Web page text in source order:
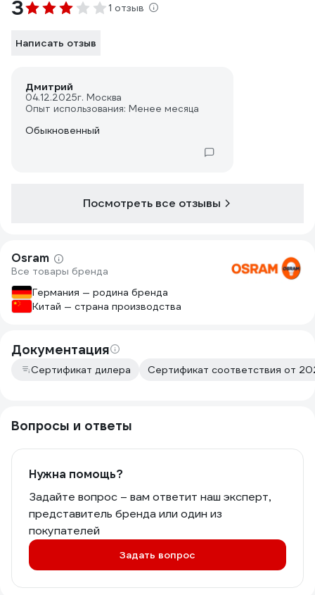
3 1 отзыв
Написать отзыв
Дмитрий
04.12.2025г. Москва
Опыт использования: Менее месяца
Обыкновенный
Посмотреть все отзывы
Osram
Все товары бренда
Германия — родина бренда
Китай — страна производства
Документация
Сертификат дилера Сертификат соответствия от
Вопросы и ответы
Нужна помощь?
Задайте вопрос – вам ответит наш эксперт,
представитель бренда или один из
покупателей
Задать вопрос